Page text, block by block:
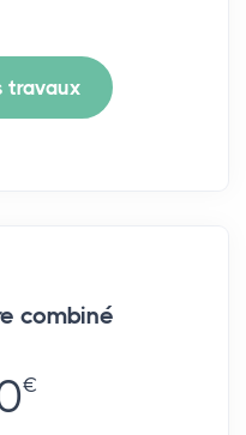
travaux
combiné
€